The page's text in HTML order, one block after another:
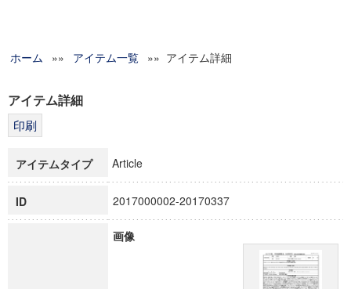
グローバルリサーチインスティテュート
科学研究費補助金研究成果報告書
博士課程教育リーディングプログラム「超成熟社会発展のサ
ホーム »» アイテム一覧 »» アイテム詳細
アイテム詳細
アイテムタイプ Article
ID 2017000002-20170337
画像